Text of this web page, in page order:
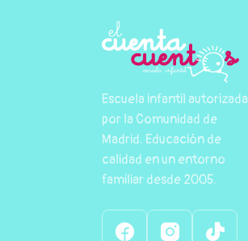
Escuela infantil autorizada
por la Comunidad de
Madrid. Educación de
calidad en un entorno
familiar desde 2005.